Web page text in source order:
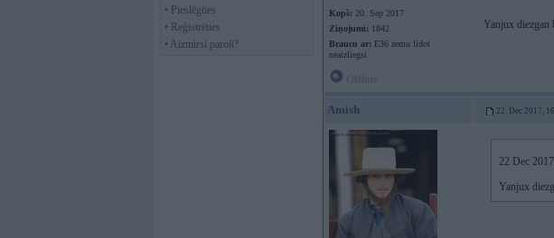
• Pieslēgties
• Reģistrēties
• Aizmirsi paroli?
Kopš: 20. Sep 2017
Ziņojumi: 1842
Braucu ar: E36 zemu lidot
neaizliegsi
Yanjux diezgan
Amish 22. Dec 2017,
22 Dec
Yanjux